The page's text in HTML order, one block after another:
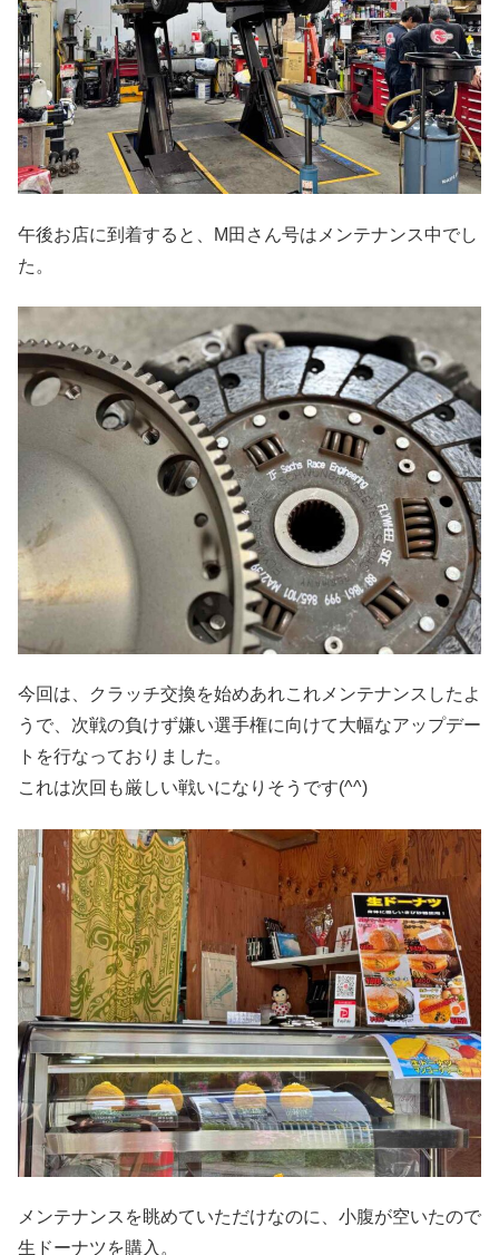
午後お店に到着すると、M田さん号はメンテナンス中でし
た。
今回は、クラッチ交換を始めあれこれメンテナンスしたよ
うで、次戦の負けず嫌い選手権に向けて大幅なアップデー
トを行なっておりました。
これは次回も厳しい戦いになりそうです(^^)
メンテナンスを眺めていただけなのに、小腹が空いたので
生ドーナツを購入。